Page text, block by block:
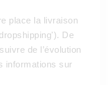
place la livraison
De
de l’évolution
informations sur